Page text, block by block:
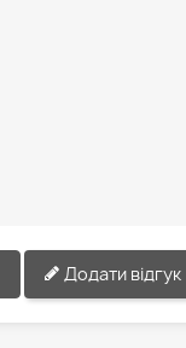
Додати відгук